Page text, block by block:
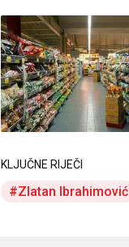
KLJUČNE RIJEČI
Zlatan Ibrahimović